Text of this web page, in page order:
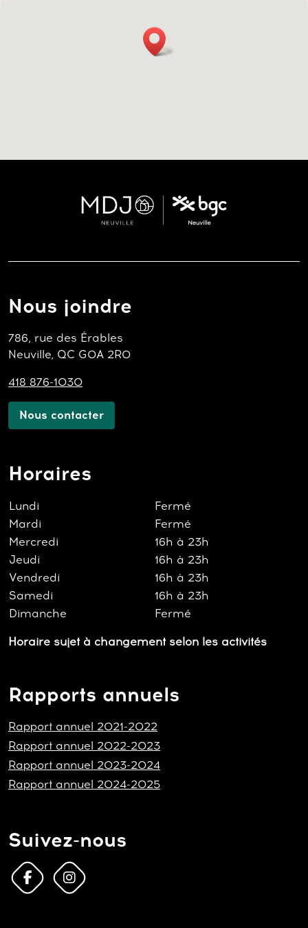
Nous joindre
786, rue des Érables
Neuville, QC G0A 2R0
418 876-1030
Nous contacter
Horaires
Lundi
Fermé
Mardi
Fermé
Mercredi
16h à 23h
Jeudi
16h à 23h
Vendredi
16h à 23h
Samedi
16h à 23h
Dimanche
Fermé
Horaire sujet à changement selon les activités
Rapports annuels
Rapport annuel 2021-2022
Rapport annuel 2022-2023
Rapport annuel 2023-2024
Rapport annuel 2024-2025
Suivez-nous